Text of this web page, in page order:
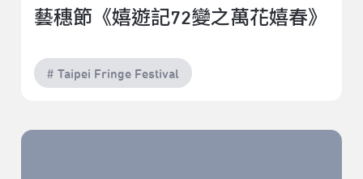
藝穗節《嬉遊記72變之萬花嬉春》
# Taipei Fringe Festival
《花》｜2022臺北藝穗節《我是一朵花》